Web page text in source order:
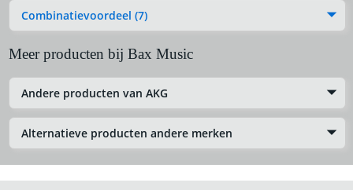
Combinatievoordeel (7)
Meer producten bij Bax Music
Andere producten van AKG
Alternatieve producten andere merken